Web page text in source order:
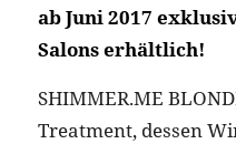
ab Juni 2017
Salons erhältlich!
SHIMMER.ME
Treatment, dessen